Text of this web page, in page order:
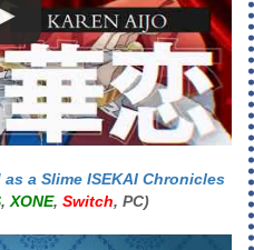
a Slime ISEKAI Chronicles
, XONE, Switch, PC)